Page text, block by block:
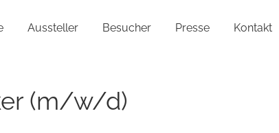
Aussteller Besucher Presse Kontakt
(m/w/d)